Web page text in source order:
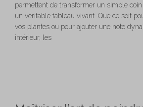
permettent de transformer un simple
un véritable tableau vivant. Que ce soit
vos plantes ou pour ajouter une note
intérieur, les